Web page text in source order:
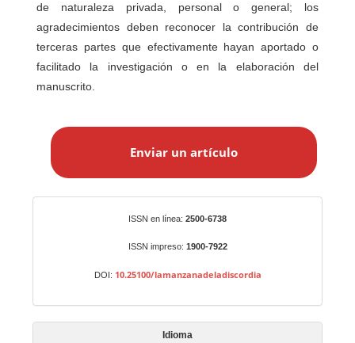
de naturaleza privada, personal o general; los
agradecimientos deben reconocer la contribución de
terceras partes que efectivamente hayan aportado o
facilitado la investigación o en la elaboración del
manuscrito.
a
t
í
Enviar un artículo
ISSN en línea: 2500-6738
ISSN impreso: 1900-7922
DOI: 10.25100/lamanzanadeladiscordia
Idioma